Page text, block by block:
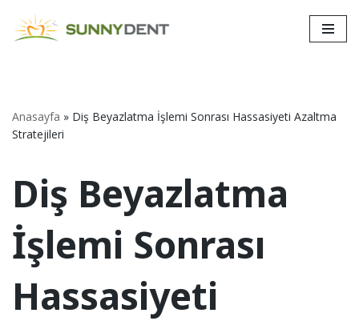
İçeriğe
Anasayfa » Diş Beyazlatma İşlemi Sonrası Hassasiyeti Azaltma
Stratejileri
Diş Beyazlatma
İşlemi Sonrası
Hassasiyeti